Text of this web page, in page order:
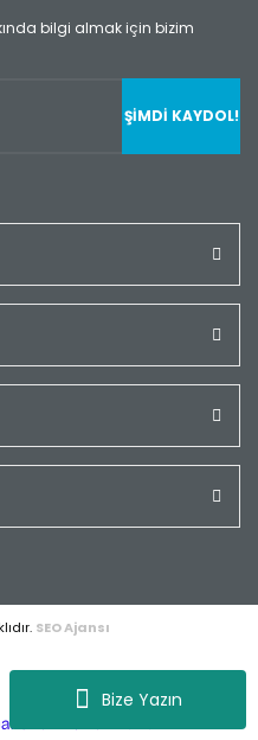
Bize Yazın
bilgi almak için bizim
ŞİMDİ KAYDOL!
SEO Ajansı